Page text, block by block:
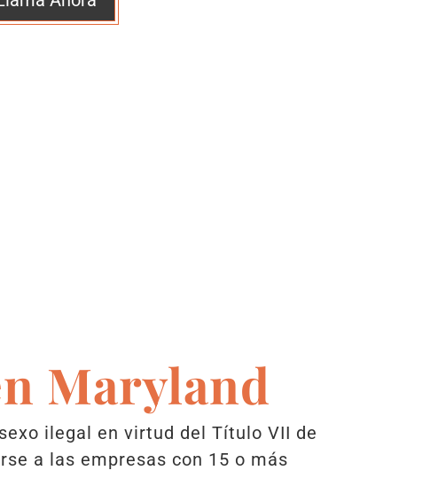
Maryland
ilegal en virtud del Título VII de
a las empresas con 15 o más